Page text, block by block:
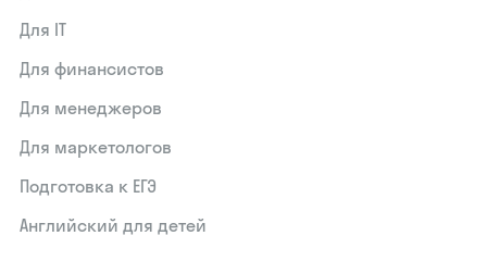
Для IT
Для финансистов
Для менеджеров
Для маркетологов
Подготовка к ЕГЭ
Английский для детей